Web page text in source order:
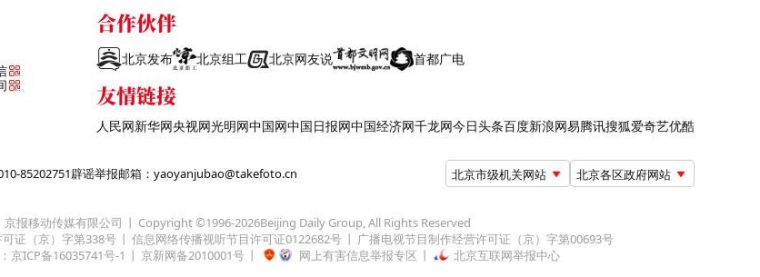
合作伙伴
北京发布 北京组工 北京网友说 首都广电
友情链接
人民网新华网央视网光明网中国网中国日报网中国经济网千龙网今日头条百度新浪网易腾讯搜狐爱奇艺优酷
85202751辟谣举报邮箱：yaoyanjubao@takefoto.cn 北京市级机关网站 北京各区政府网站
京报移动传媒有限公司 Copyright ©1996-2026Beijing Daily Group, All Rights Reserved
证（京）字第338号 信息网络传播视听节目许可证0122682号
广播电视节目制作经营许可证（京）字第00693号
京ICP备16035741号-1 京新网备2010001号 网上有害信息举报专区 北京互联网举报中心